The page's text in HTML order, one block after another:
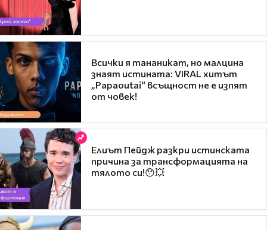
Всички я тананикат, но малцина
знаят истината: VIRAL хитът
„Papaoutai“ всъщност не е изпят
от човек!
Елиът Пейдж разкри истинската
причина за трансформацията на
тялото си!😯💥